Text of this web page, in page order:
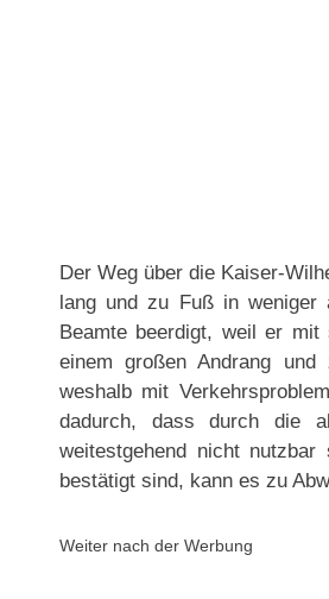
Der Weg über die Kaiser-
lang und zu Fuß in weniger
Beamte beerdigt, weil er
einem großen Andrang und
weshalb mit
dadurch, dass durch die
weitestgehend nicht
bestätigt sind, kann es zu
Weiter nach der Werbung